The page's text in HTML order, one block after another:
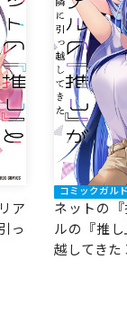
ア
っ
コミックガルド
ネットの
ルの『推
越してきた